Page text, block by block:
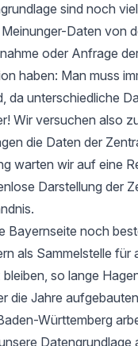
sind noch
Daten von
oder Anfrage
haben: Man muss
da unterschiedliche
Wir versuchen also
die Daten der
warten wir auf eine
Darstellung der
Bayernseite noch
als Sammelstelle für
so lange
die Jahre
Württemberg